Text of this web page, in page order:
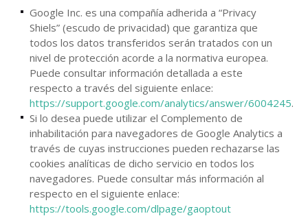
Google Inc. es una compañía adherida a “Privacy
Shiels” (escudo de privacidad) que garantiza que
todos los datos transferidos serán tratados con un
nivel de protección acorde a la normativa europea.
Puede consultar información detallada a este
respecto a través del siguiente enlace:
https://support.google.com/analytics/answer/6004245.
Si lo desea puede utilizar el Complemento de
inhabilitación para navegadores de Google Analytics a
través de cuyas instrucciones pueden rechazarse las
cookies analíticas de dicho servicio en todos los
navegadores. Puede consultar más información al
respecto en el siguiente enlace:
https://tools.google.com/dlpage/gaoptout